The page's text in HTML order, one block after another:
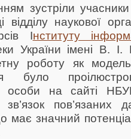
учасники
відділу наукової
Інституту
України імені В.
роботу як
було
особи на сайті
пов’язаних
має значний